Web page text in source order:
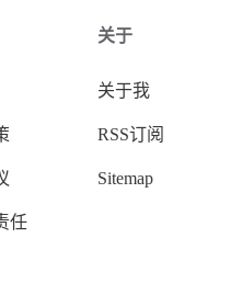
任
关于
关于我
RSS订阅
Sitemap